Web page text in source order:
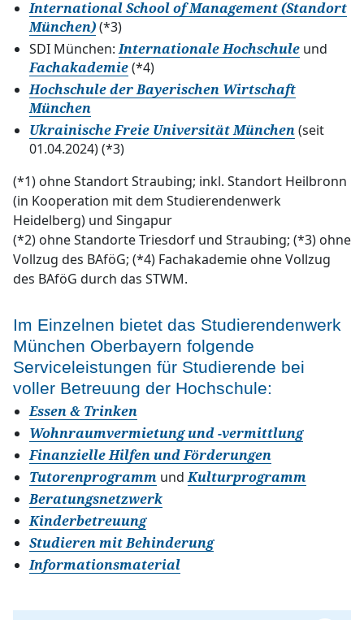
International School of Management (Standort
München) (*3)
SDI München:Internationale Hochschule und
Fachakademie (*4)
Hochschule der Bayerischen Wirtschaft
München
Ukrainische Freie Universität München (seit
01.04.2024) (*3)
(*1) ohne Standort Straubing; inkl. Standort Heilbronn
(in Kooperation mit dem Studierendenwerk
Heidelberg) und Singapur
(*2) ohne Standorte Triesdorf und Straubing; (*3) ohne
Vollzug des BAföG; (*4) Fachakademie ohne Vollzug
des BAföG durch das STWM.
Im Einzelnen bietet das Studierendenwerk
München Oberbayern folgende
Serviceleistungen für Studierende bei
voller Betreuung der Hochschule:
Essen & Trinken
Wohnraumvermietung und -vermittlung
Finanzielle Hilfen und Förderungen
Tutorenprogramm undKulturprogramm
Beratungsnetzwerk
Kinderbetreuung
Studieren mit Behinderung
Informationsmaterial